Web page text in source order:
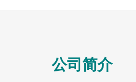
公司简介